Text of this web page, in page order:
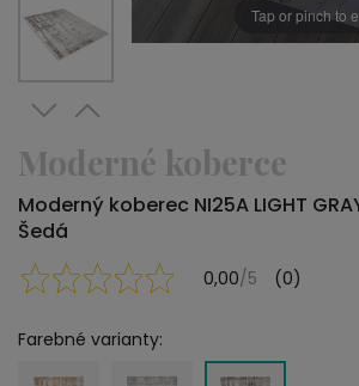
Tap or pinch to
Moderné koberce
Moderný koberec NI25A LIGHT
Šedá
0,00/5 (0)
Farebné varianty: